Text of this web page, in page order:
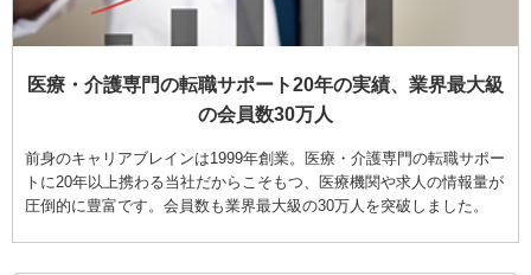
医療・介護専門の転職サポート20年の実績、業界最大級
の会員数30万人
前身のキャリアブレインは1999年創業。医療・介護専門の転職サポー
トに20年以上携わる当社だからこそもつ、医療機関や求人の情報量が
圧倒的に豊富です。会員数も業界最大級の30万人を突破しました。